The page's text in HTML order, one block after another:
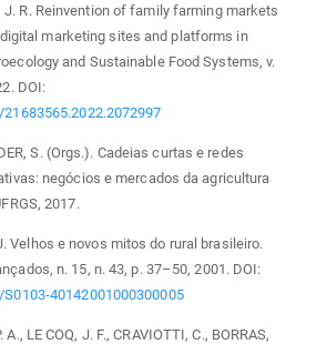
J. R. Reinvention of family farming markets
marketing sites and platforms in
and Sustainable Food Systems, v.
DOI:
S. (Orgs.). Cadeias curtas e redes
negócios e mercados da agricultura
2017.
Velhos e novos mitos do rural brasileiro.
n. 15, n. 43, p. 37–50, 2001. DOI:
40142001000300005
A., LE COQ, J. F., CRAVIOTTI, C., BORRAS,